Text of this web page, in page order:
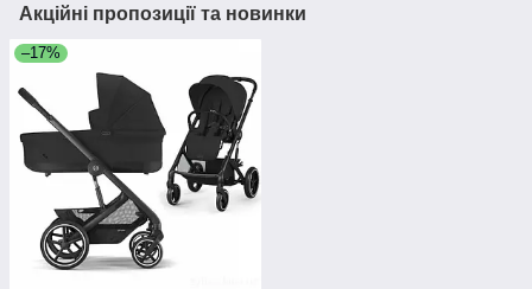
Акційні пропозиції та новинки
–17%